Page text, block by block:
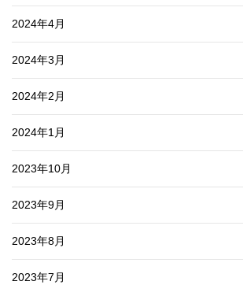
2024年4月
2024年3月
2024年2月
2024年1月
2023年10月
2023年9月
2023年8月
2023年7月